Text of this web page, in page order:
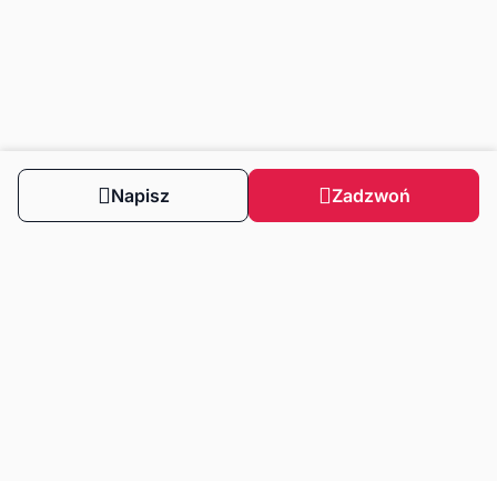
Zadzwoń
Napisz